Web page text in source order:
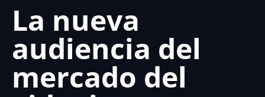
La nueva
audiencia del
mercado del